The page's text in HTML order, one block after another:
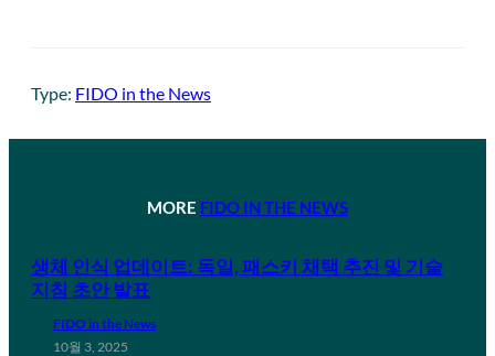
Type: FIDO in the News
MORE FIDO IN THE NEWS
생체 인식 업데이트: 독일, 패스키 채택 추진 및 기술
지침 초안 발표
FIDO in the News
10월 3, 2025